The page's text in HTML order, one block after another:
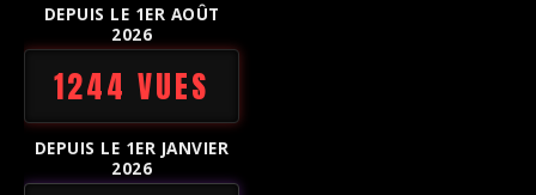
DEPUIS LE 1ER AOÛT
2026
1244 VUES
DEPUIS LE 1ER JANVIER
2026